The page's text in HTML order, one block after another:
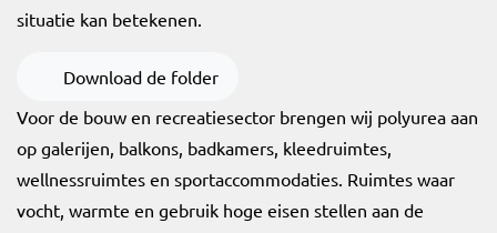
situatie kan betekenen.
PDF Bestand
Download de folder
Voor de bouw en recreatiesector brengen wij polyurea aan
op galerijen, balkons, badkamers, kleedruimtes,
wellnessruimtes en sportaccommodaties. Ruimtes waar
vocht, warmte en gebruik hoge eisen stellen aan de